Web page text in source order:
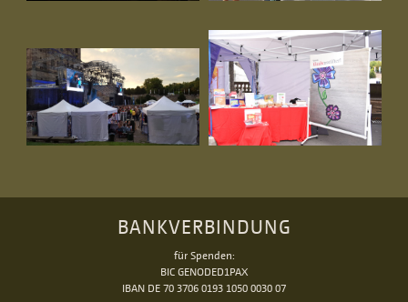
BANKVERBINDUNG
für Spenden:
BIC GENODED1PAX
IBAN DE 70 3706 0193 1050 0030 07